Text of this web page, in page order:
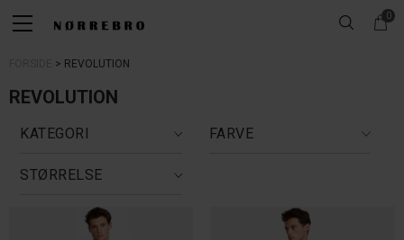
0
REVOLUTION
REVOLUTION
KATEGORI FARVE
STØRRELSE